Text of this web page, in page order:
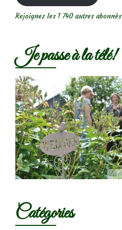
Rejoignez les 1 740 autres abonnés
Je passe à la télé!
Catégories